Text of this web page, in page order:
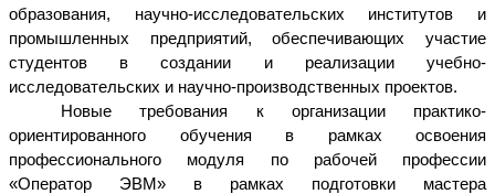
образования, научно-исследовательских институтов и
промышленных предприятий, обеспечивающих участие
студентов в создании и реализации учебно-
исследовательских и научно-производственных проектов.
Новые требования к организации практико-
ориентированного обучения в рамках освоения
профессионального модуля по рабочей профессии
«Оператор ЭВМ» в рамках подготовки мастера